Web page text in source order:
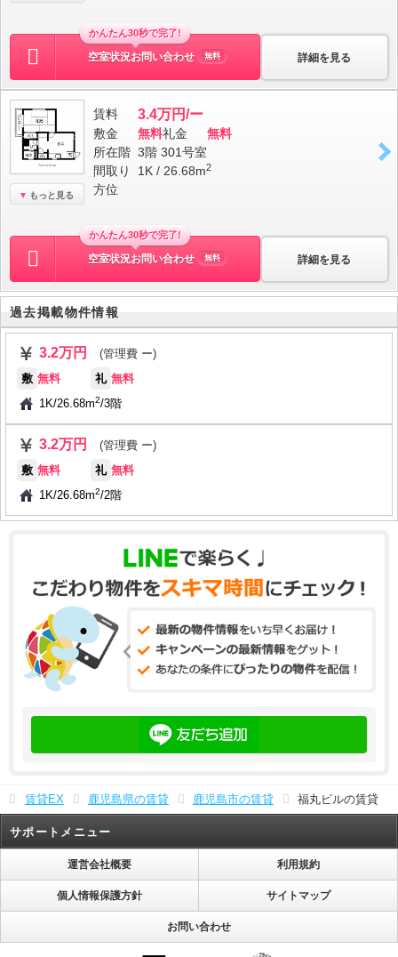
詳細を見る
かんたん30秒で完了!
空室状況お問い合わせ 無料
もっと見る
賃料 3.4万円/ー
敷金 無料礼金
無料
所在階 3階 301号室
間取り
1K / 26.68m2
方位
詳細を見る
かんたん30秒で完了!
空室状況お問い合わせ 無料
過去掲載物件情報
3.2万円
(管理費 ー)
敷 無料 礼 無料
1K/26.68m2/3階
3.2万円
(管理費 ー)
敷 無料 礼 無料
1K/26.68m2/2階
賃貸EX 鹿児島県の賃貸 鹿児島市の賃貸 福丸ビルの賃貸
サポートメニュー
運営会社概要 利用規約
個人情報保護方針 サイトマップ
お問い合わせ